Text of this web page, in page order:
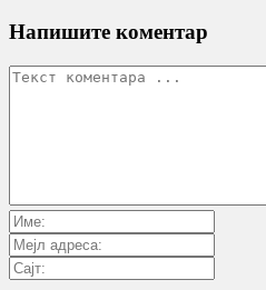
Напишите коментар